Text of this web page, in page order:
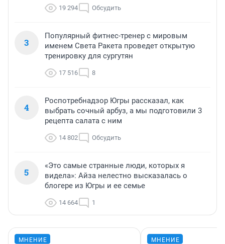
19 294 Обсудить
3
Популярный фитнес-тренер с мировым
именем Света Ракета проведет открытую
тренировку для сургутян
17 516 8
4
Роспотребнадзор Югры рассказал, как
выбрать сочный арбуз, а мы подготовили 3
рецепта салата с ним
14 802 Обсудить
5
«Это самые странные люди, которых я
видела»: Айза нелестно высказалась о
блогере из Югры и ее семье
14 664 1
МНЕНИЕ МНЕНИЕ